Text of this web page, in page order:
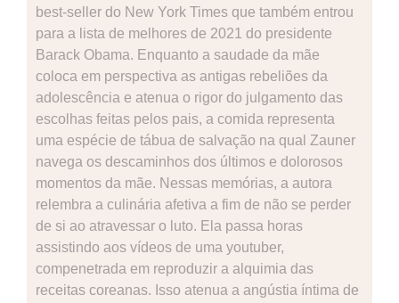
best-seller do New York Times que também entrou
para a lista de melhores de 2021 do presidente
Barack Obama. Enquanto a saudade da mãe
coloca em perspectiva as antigas rebeliões da
adolescência e atenua o rigor do julgamento das
escolhas feitas pelos pais, a comida representa
uma espécie de tábua de salvação na qual Zauner
navega os descaminhos dos últimos e dolorosos
momentos da mãe. Nessas memórias, a autora
relembra a culinária afetiva a fim de não se perder
de si ao atravessar o luto. Ela passa horas
assistindo aos vídeos de uma youtuber,
compenetrada em reproduzir a alquimia das
receitas coreanas. Isso atenua a angústia íntima de